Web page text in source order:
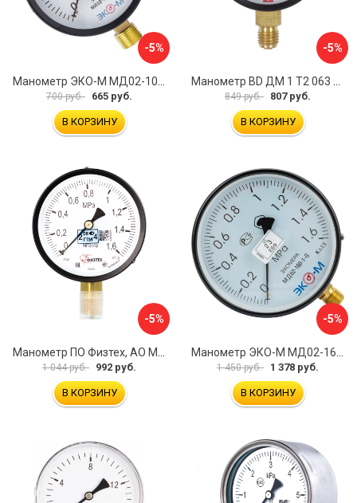
-5%
700 руб. 665 руб.
В КОРЗИНУ
-5%
849 руб. 807 руб.
В КОРЗИНУ
-5%
Манометр ПО Физтех, АО МП3-Уф 4687205178350
1 044 руб. 992 руб.
В КОРЗИНУ
-5%
Манометр ЭКО-М МД02-160-G-1,6МПа
1 450 руб. 1 378 руб.
В КОРЗИНУ